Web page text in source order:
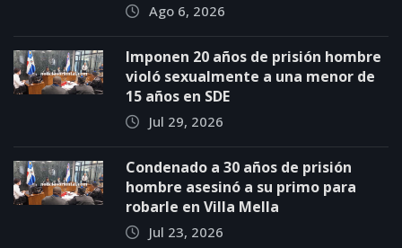
Ago 6, 2026
Imponen 20 años de prisión hombre
violó sexualmente a una menor de
15 años en SDE
Jul 29, 2026
Condenado a 30 años de prisión
hombre asesinó a su primo para
robarle en Villa Mella
Jul 23, 2026